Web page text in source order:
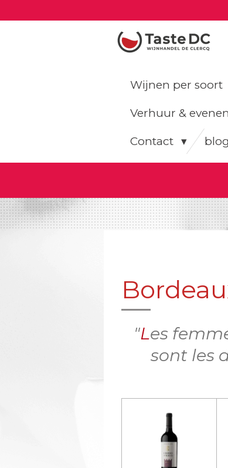
Wijnen per soort
Verhuur &
Contact
"Les
sont les